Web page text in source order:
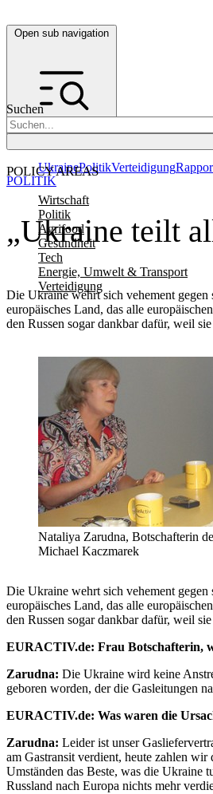
Open sub navigation
Suchen
POLICY AREAS
Wirtschaft
Politik
Agrifood
Gesundheit
Tech
Energie, Umwelt & Transport
Verteidigung
UkrainePolitikVerteidigung
„Ukraine teilt
Die Ukraine wehrt sich vehement
europäisches Land, das alle
den Russen sogar dankbar dafür, weil
POLITIK
Nataliya Zarudna, Botschafterin
Michael Kaczmarek
Die Ukraine wehrt sich vehement
europäisches Land, das alle
den Russen sogar dankbar dafür, weil
EURACTIV.de: Frau Botschafterin,
Zarudna: Die Ukraine wird keine
geboren worden, der die Gasleitungen
EURACTIV.de: Was waren die
Zarudna: Leider ist unser
am Gastransit verdient, heute zahlen
Umständen das Beste, was die Ukraine
Russland nach Europa nichts mehr